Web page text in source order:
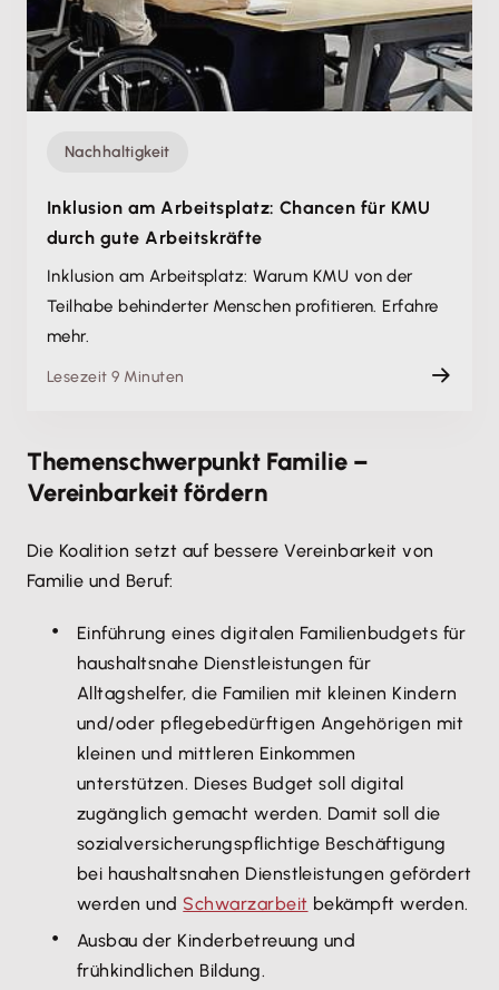
Nachhaltigkeit
Inklusion am Arbeitsplatz: Chancen für KMU
durch gute Arbeitskräfte
Inklusion am Arbeitsplatz: Warum KMU von der
Teilhabe behinderter Menschen profitieren. Erfahre
mehr.
Lesezeit 9 Minuten
Themenschwerpunkt Familie –
Vereinbarkeit fördern
Die Koalition setzt auf bessere Vereinbarkeit von
Familie und Beruf:
Einführung eines digitalen Familienbudgets für
haushaltsnahe Dienstleistungen für
Alltagshelfer, die Familien mit kleinen Kindern
und/oder pflegebedürftigen Angehörigen mit
kleinen und mittleren Einkommen
unterstützen. Dieses Budget soll digital
zugänglich gemacht werden. Damit soll die
sozialversicherungspflichtige Beschäftigung
bei haushaltsnahen Dienstleistungen gefördert
werden und Schwarzarbeit bekämpft werden.
Ausbau der Kinderbetreuung und
frühkindlichen Bildung.